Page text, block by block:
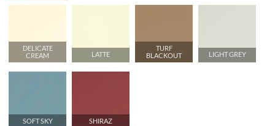
DELICATE
CREAM
LATTE
TURF
BLACKOUT
LIGHT GREY
SOFT SKY SHIRAZ